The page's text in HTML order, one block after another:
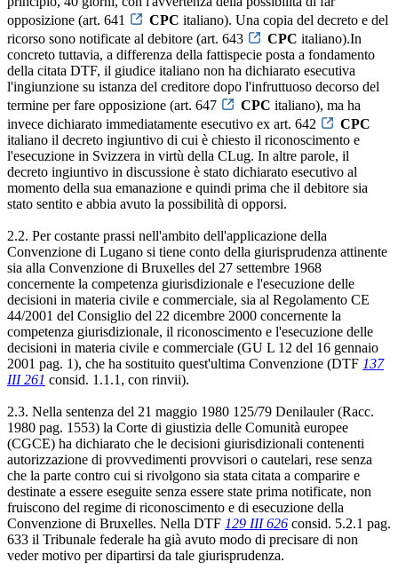
opposizione (art. 641
CPC italiano). Una copia del decreto e del
ricorso sono notificate al debitore (art. 643
CPC italiano).In
concreto tuttavia, a differenza della fattispecie posta a fondamento
della citata DTF, il giudice italiano non ha dichiarato esecutiva
l'ingiunzione su istanza del creditore dopo l'infruttuoso decorso del
termine per fare opposizione (art. 647
CPC italiano), ma ha
invece dichiarato immediatamente esecutivo ex art. 642
CPC
italiano il decreto ingiuntivo di cui è chiesto il riconoscimento e
l'esecuzione in Svizzera in virtù della CLug. In altre parole, il
decreto ingiuntivo in discussione è stato dichiarato esecutivo al
momento della sua emanazione e quindi prima che il debitore sia
stato sentito e abbia avuto la possibilità di opporsi.
2.2. Per costante prassi nell'ambito dell'applicazione della
Convenzione di Lugano si tiene conto della giurisprudenza attinente
sia alla Convenzione di Bruxelles del 27 settembre 1968
concernente la competenza giurisdizionale e l'esecuzione delle
decisioni in materia civile e commerciale, sia al Regolamento CE
44/2001 del Consiglio del 22 dicembre 2000 concernente la
competenza giurisdizionale, il riconoscimento e l'esecuzione delle
decisioni in materia civile e commerciale (GU L 12 del 16 gennaio
2001 pag. 1), che ha sostituito quest'ultima Convenzione (DTF 137
III 261 consid. 1.1.1, con rinvii).
2.3. Nella sentenza del 21 maggio 1980 125/79 Denilauler (Racc.
1980 pag. 1553) la Corte di giustizia delle Comunità europee
(CGCE) ha dichiarato che le decisioni giurisdizionali contenenti
autorizzazione di provvedimenti provvisori o cautelari, rese senza
che la parte contro cui si rivolgono sia stata citata a comparire e
destinate a essere eseguite senza essere state prima notificate, non
fruiscono del regime di riconoscimento e di esecuzione della
Convenzione di Bruxelles. Nella DTF 129 III 626 consid. 5.2.1 pag.
633 il Tribunale federale ha già avuto modo di precisare di non
veder motivo per dipartirsi da tale giurisprudenza.